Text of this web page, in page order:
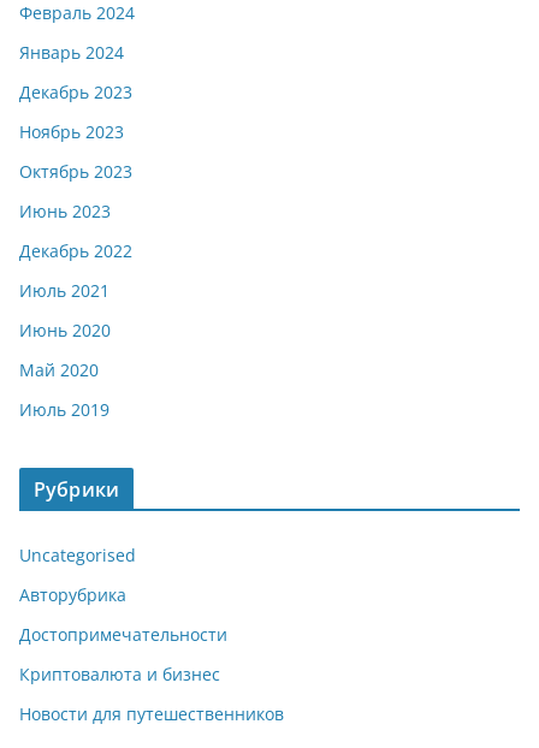
Февраль 2024
Январь 2024
Декабрь 2023
Ноябрь 2023
Октябрь 2023
Июнь 2023
Декабрь 2022
Июль 2021
Июнь 2020
Май 2020
Июль 2019
Рубрики
Uncategorised
Авторубрика
Достопримечательности
Криптовалюта и бизнес
Новости для путешественников